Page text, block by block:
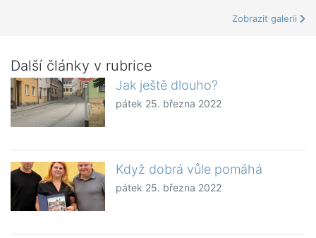
Zobrazit galerii
Další články v rubrice
Jak ještě dlouho?
pátek 25. března 2022
Když dobrá vůle pomáhá
pátek 25. března 2022